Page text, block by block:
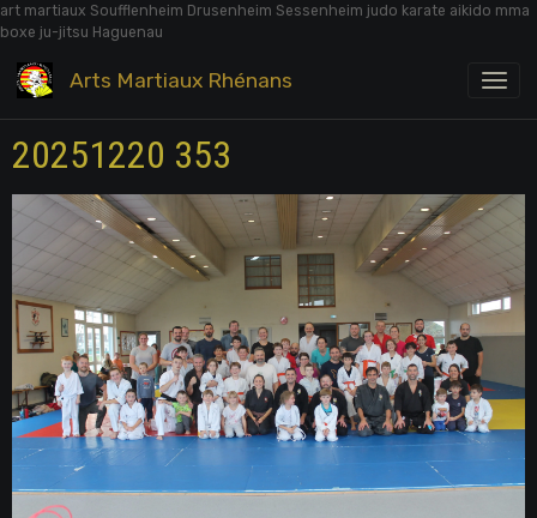
art martiaux Soufflenheim Drusenheim Sessenheim judo karate aikido mma
boxe ju-jitsu Haguenau
Arts Martiaux Rhénans
20251220 353